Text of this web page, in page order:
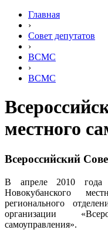
Главная
›
Совет депутатов
›
ВСМС
›
ВСМС
местного
Всероссийский
В апреле 2010 года
Новокубанского
регионального
организации
самоуправления».